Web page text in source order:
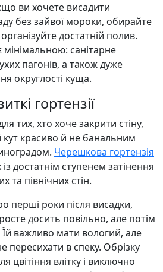
ви хочете висадити
без зайвої мороки, обирайте
організуйте достатній полив.
мінімальною: санітарне
пагонів, а також дуже
округлості куща.
гортензії
тих, хто хоче закрити стіну,
кут красиво й не банальним
Черешкова гортензія
достатнім ступенем затінення
та північних стін.
перші роки після висадки,
досить повільно, але потім
важливо мати вологий, але
пересихати в спеку. Обрізку
цвітіння влітку і виключно